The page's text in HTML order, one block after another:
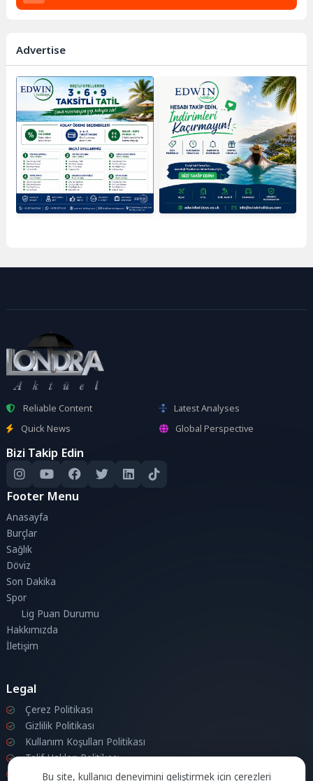
Advertise
Reliable Content
Latest Analyses
Quick News
Global Perspective
Bizi Takip Edin
Footer Menu
Anasayfa
Burçlar
Sağlık
Döviz
Son Dakika
Spor
Lig Puan Durumu
Hakkımızda
İletişim
Legal
Çerez Politikası
Gizlilik Politikası
Kullanım Koşulları Politikası
Telif Hakları Politikası
İletişim
Bu site, kullanıcı deneyimini geliştirmek için çerezleri